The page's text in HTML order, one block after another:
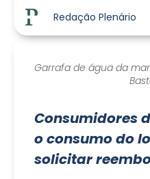
Redação Plenário
Garrafa de água da
Consumidores
o consumo do
solicitar